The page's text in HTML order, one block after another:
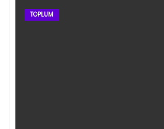
TOPLUM